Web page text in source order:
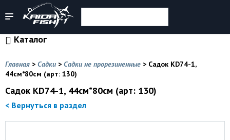
Каталог
Главная > Садки > Садки не прорезиненные > Садок KD74-1,
44см*80см (арт: 130)
Садок KD74-1, 44см*80см (арт: 130)
< Вернуться в раздел